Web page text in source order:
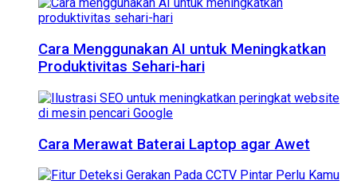
Cara Menggunakan AI untuk Meningkatkan
Produktivitas Sehari-hari
Cara Merawat Baterai Laptop agar Awet